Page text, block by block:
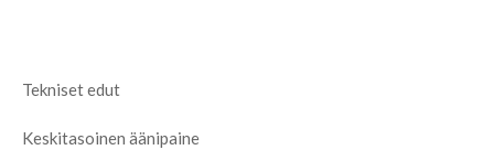
Tekniset edut
Keskitasoinen äänipaine